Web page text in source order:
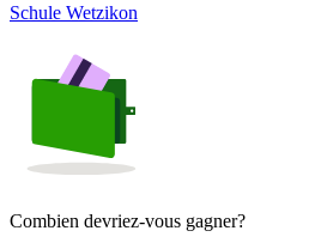
Schule Wetzikon
Combien devriez-vous gagner?